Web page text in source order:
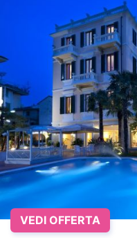
VEDI OFFERTA